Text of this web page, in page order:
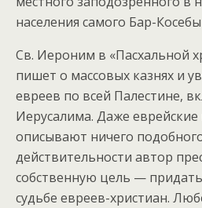
населения самого Бар-
Св. Иероним в «Пасхальной
пишет о массовых казнях и
евреев по всей Палестине,
Иерусалима. Даже еврейские
описывают ничего
действительности автор
собственную цель —
судьбе евреев-христиан.